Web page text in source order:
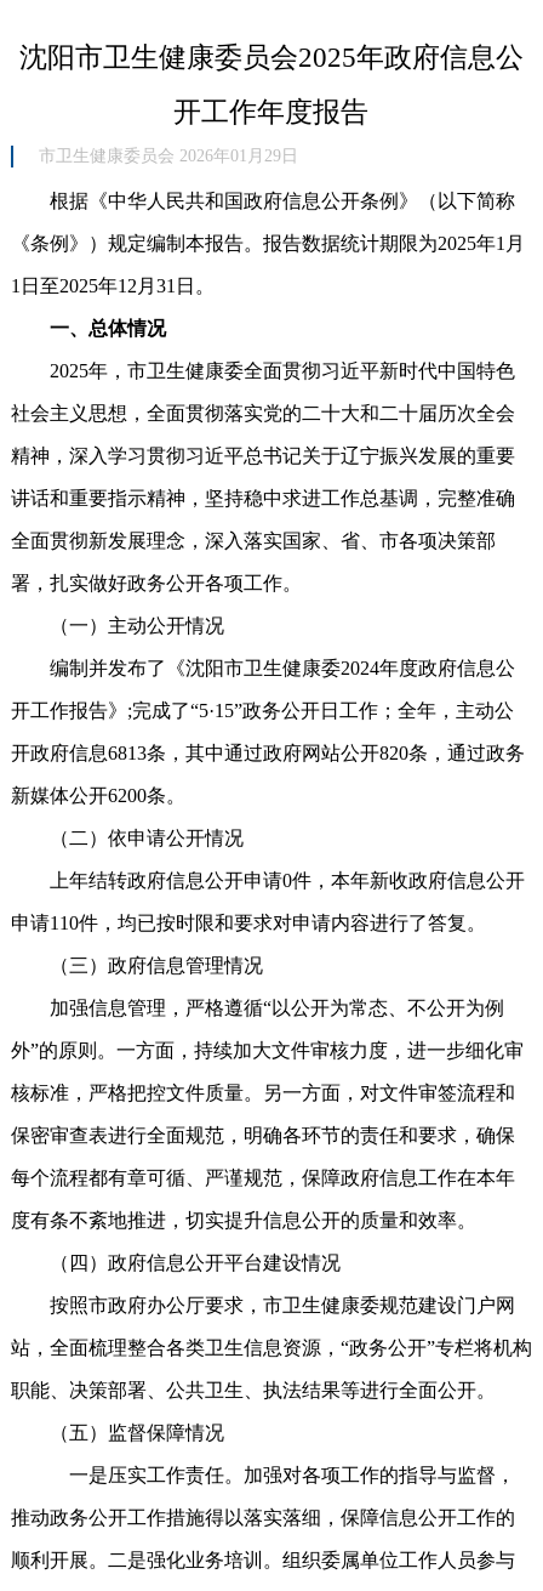
沈阳市卫生健康委员会2025年政府信息公
开工作年度报告
市卫生健康委员会 2026年01月29日
根据《中华人民共和国政府信息公开条例》（以下简称
《条例》）规定编制本报告。报告数据统计期限为2025年1月
1日至2025年12月31日。
一、总体情况
2025年，市卫生健康委全面贯彻习近平新时代中国特色
社会主义思想，全面贯彻落实党的二十大和二十届历次全会
精神，深入学习贯彻习近平总书记关于辽宁振兴发展的重要
讲话和重要指示精神，坚持稳中求进工作总基调，完整准确
全面贯彻新发展理念，深入落实国家、省、市各项决策部
署，扎实做好政务公开各项工作。
（一）主动公开情况
编制并发布了《沈阳市卫生健康委2024年度政府信息公
开工作报告》;完成了“5·15”政务公开日工作；全年，主动公
开政府信息6813条，其中通过政府网站公开820条，通过政务
新媒体公开6200条。
（二）依申请公开情况
上年结转政府信息公开申请0件，本年新收政府信息公开
申请110件，均已按时限和要求对申请内容进行了答复。
（三）政府信息管理情况
加强信息管理，严格遵循“以公开为常态、不公开为例
外”的原则。一方面，持续加大文件审核力度，进一步细化审
核标准，严格把控文件质量。另一方面，对文件审签流程和
保密审查表进行全面规范，明确各环节的责任和要求，确保
每个流程都有章可循、严谨规范，保障政府信息工作在本年
度有条不紊地推进，切实提升信息公开的质量和效率。
（四）政府信息公开平台建设情况
按照市政府办公厅要求，市卫生健康委规范建设门户网
站，全面梳理整合各类卫生信息资源，“政务公开”专栏将机构
职能、决策部署、公共卫生、执法结果等进行全面公开。
（五）监督保障情况
一是压实工作责任。加强对各项工作的指导与监督，
推动政务公开工作措施得以落实落细，保障信息公开工作的
顺利开展。二是强化业务培训。组织委属单位工作人员参与